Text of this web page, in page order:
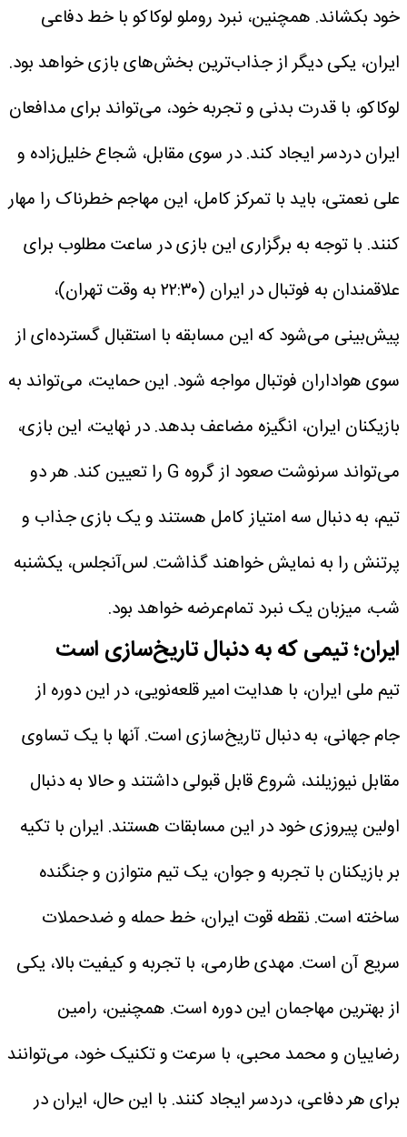
خود بکشاند. همچنین، نبرد روملو لوکاکو با خط دفاعی
ایران، یکی دیگر از جذاب‌ترین بخش‌های بازی خواهد بود.
لوکاکو، با قدرت بدنی و تجربه خود، می‌تواند برای مدافعان
ایران دردسر ایجاد کند. در سوی مقابل، شجاع خلیل‌زاده و
علی نعمتی، باید با تمرکز کامل، این مهاجم خطرناک را مهار
کنند. با توجه به برگزاری این بازی در ساعت مطلوب برای
علاقمندان به فوتبال در ایران (۲۲:۳۰ به وقت تهران)،
پیش‌بینی می‌شود که این مسابقه با استقبال گسترده‌ای از
سوی هواداران فوتبال مواجه شود. این حمایت، می‌تواند به
بازیکنان ایران، انگیزه مضاعف بدهد. در نهایت، این بازی،
می‌تواند سرنوشت صعود از گروه G را تعیین کند. هر دو
تیم، به دنبال سه امتیاز کامل هستند و یک بازی جذاب و
پرتنش را به نمایش خواهند گذاشت. لس‌آنجلس، یکشنبه
شب، میزبان یک نبرد تمام‌عرضه خواهد بود.
ایران؛ تیمی که به دنبال تاریخ‌سازی است
تیم ملی ایران، با هدایت امیر قلعه‌نویی، در این دوره از
جام جهانی، به دنبال تاریخ‌سازی است. آنها با یک تساوی
مقابل نیوزیلند، شروع قابل قبولی داشتند و حالا به دنبال
اولین پیروزی خود در این مسابقات هستند. ایران با تکیه
بر بازیکنان با تجربه و جوان، یک تیم متوازن و جنگنده
ساخته است. نقطه قوت ایران، خط حمله و ضدحملات
سریع آن است. مهدی طارمی، با تجربه و کیفیت بالا، یکی
از بهترین مهاجمان این دوره است. همچنین، رامین
رضاییان و محمد محبی، با سرعت و تکنیک خود، می‌توانند
برای هر دفاعی، دردسر ایجاد کنند. با این حال، ایران در